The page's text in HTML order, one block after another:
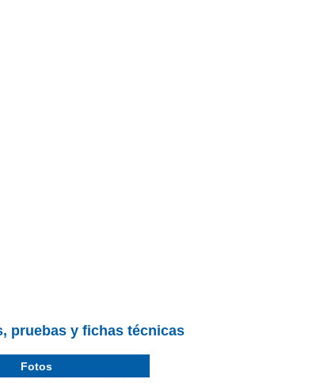
pruebas y fichas técnicas
Fotos